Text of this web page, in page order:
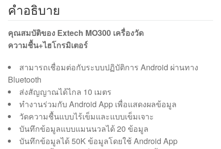
คำอธิบาย
คุณสมบัติของ Extech MO300 เครื่องวัด
ความชื้น+ไฮโกรมิเตอร์
สามารถเชื่อมต่อกับระบบปฏิบัติการ Android ผ่านทาง
Bluetooth
ส่งสัญญาณได้ไกล 10 เมตร
ทำงานร่วมกับ Android App เพื่อแสดงผลข้อมูล
วัดความชื้นแบบไร้เข็มและแบบเข็มเจาะ
บันทึกข้อมูลแบบแมนนวลได้ 20 ข้อมูล
บันทึกข้อมูลได้ 50K ข้อมูลโดยใช้ Android App